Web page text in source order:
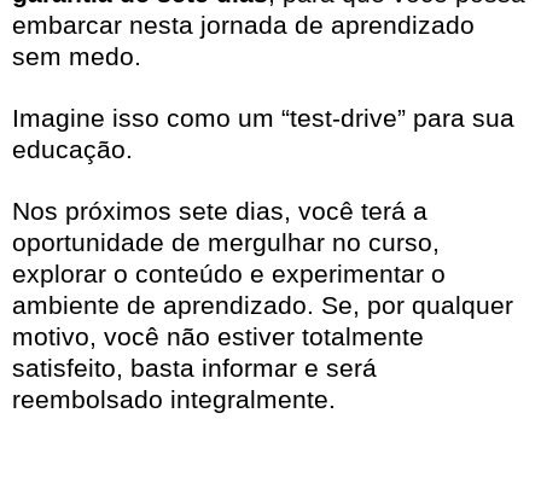
embarcar nesta jornada de aprendizado
sem medo.
Imagine isso como um “test-drive” para sua
educação.
Nos próximos sete dias, você terá a
oportunidade de mergulhar no curso,
explorar o conteúdo e experimentar o
ambiente de aprendizado. Se, por qualquer
motivo, você não estiver totalmente
satisfeito, basta informar e será
reembolsado integralmente.